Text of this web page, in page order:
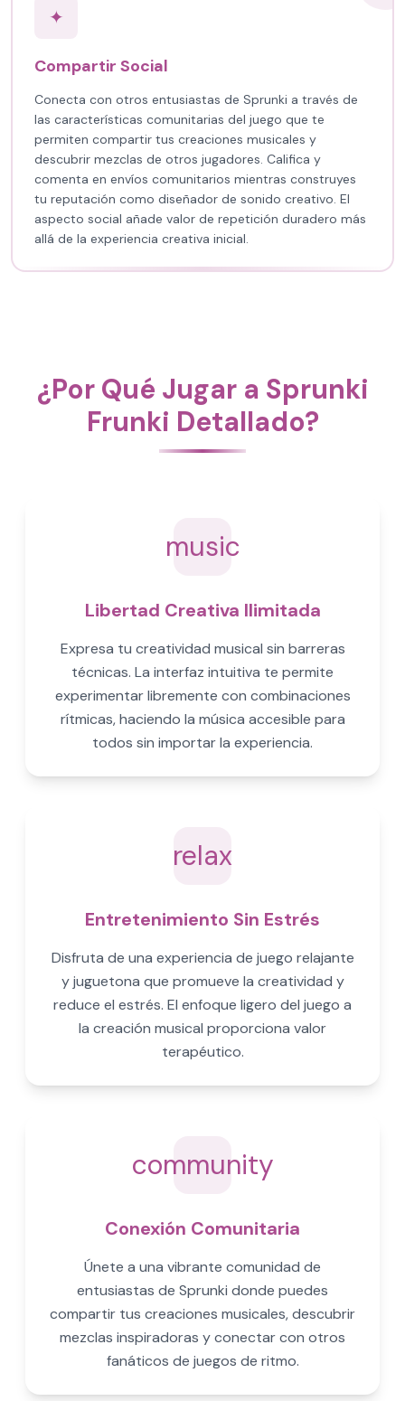
✦
Compartir Social
Conecta con otros entusiastas de Sprunki a través de
las características comunitarias del juego que te
permiten compartir tus creaciones musicales y
descubrir mezclas de otros jugadores. Califica y
comenta en envíos comunitarios mientras construyes
tu reputación como diseñador de sonido creativo. El
aspecto social añade valor de repetición duradero más
allá de la experiencia creativa inicial.
¿Por Qué Jugar a Sprunki
Frunki Detallado?
music
Libertad Creativa Ilimitada
Expresa tu creatividad musical sin barreras
técnicas. La interfaz intuitiva te permite
experimentar libremente con combinaciones
rítmicas, haciendo la música accesible para
todos sin importar la experiencia.
relax
Entretenimiento Sin Estrés
Disfruta de una experiencia de juego relajante
y juguetona que promueve la creatividad y
reduce el estrés. El enfoque ligero del juego a
la creación musical proporciona valor
terapéutico.
community
Conexión Comunitaria
Únete a una vibrante comunidad de
entusiastas de Sprunki donde puedes
compartir tus creaciones musicales, descubrir
mezclas inspiradoras y conectar con otros
fanáticos de juegos de ritmo.